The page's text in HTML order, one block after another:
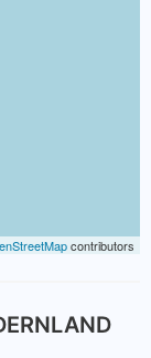
contributors